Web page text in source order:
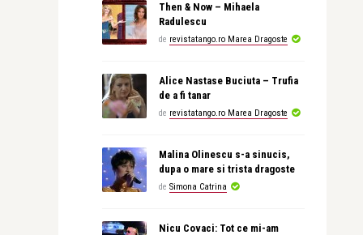
Then & Now – Mihaela
Radulescu
de revistatango.ro Marea Dragoste
Alice Nastase Buciuta – Trufia
de a fi tanar
de revistatango.ro Marea Dragoste
Malina Olinescu s-a sinucis,
dupa o mare si trista dragoste
de Simona Catrina
Nicu Covaci: Tot ce mi-am